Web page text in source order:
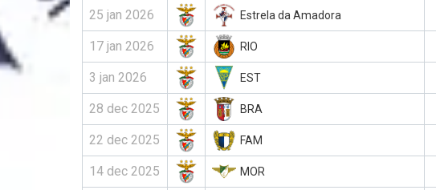
25 jan 2026 Estrela da Amadora
17 jan 2026 RIO
3 jan 2026 EST
28 dec 2025 BRA
22 dec 2025 FAM
14 dec 2025 MOR